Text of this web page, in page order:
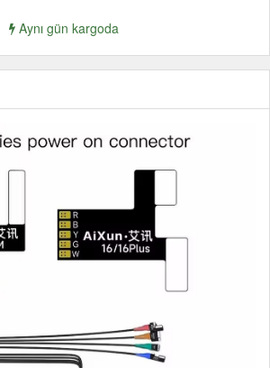
Aynı gün kargoda